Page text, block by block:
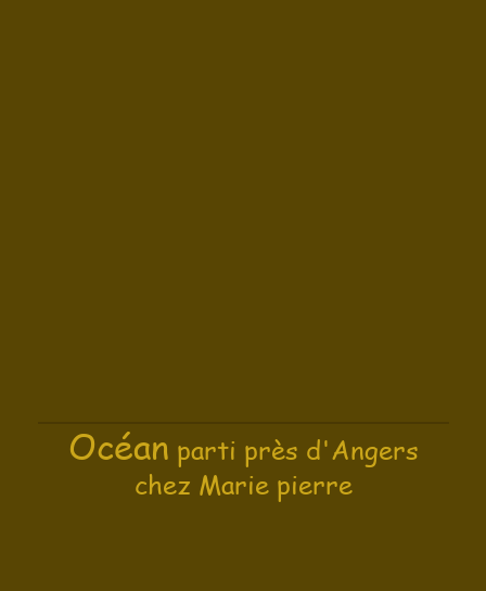
Océan parti près d'Angers
chez Marie pierre